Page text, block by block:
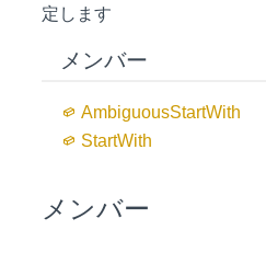
定します
メンバー
AmbiguousStartWith
StartWith
メンバー